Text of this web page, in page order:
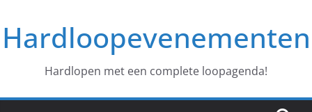
naar
deHardloopevenementen
Hardlopen met een complete loopagenda!